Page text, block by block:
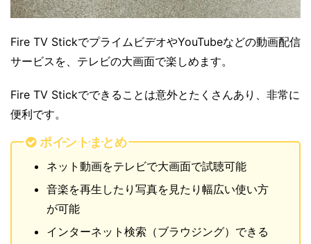
Fire TV StickでプライムビデオやYouTubeなどの動画配信
サービスを、テレビの大画面で楽しめます。
Fire TV Stickでできることは意外とたくさんあり、非常に
便利です。
ポイントまとめ
ネット動画をテレビで大画面で試聴可能
音楽を再生したり写真を見たり幅広い使い方
が可能
インターネット検索（ブラウジング）できる